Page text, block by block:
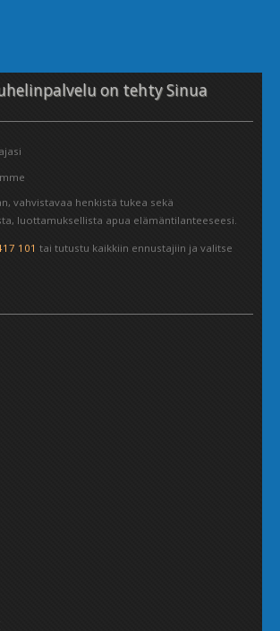
on tehty Sinua
vahvistavaa henkistä tukea sekä
luottamuksellista apua elämäntilanteeseesi.
101 tai tutustu kaikkiin ennustajiin ja valitse